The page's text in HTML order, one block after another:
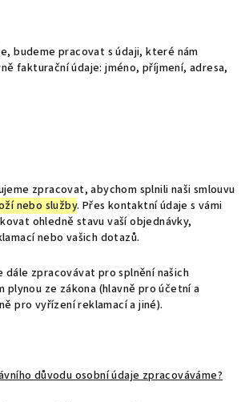
budeme pracovat s údaji, které nám
fakturační údaje: jméno, příjmení, adresa,
zpracovat, abychom splnili naši smlouvu
nebo služby. Přes kontaktní údaje s vámi
ohledně stavu vaší objednávky,
nebo vašich dotazů.
dále zpracovávat pro splnění našich
plynou ze zákona (hlavně pro účetní a
pro vyřízení reklamací a jiné).
důvodu osobní údaje zpracováváme?